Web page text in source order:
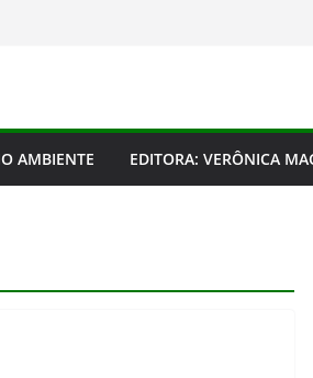
AMBIENTE EDITORA: VERÔNICA